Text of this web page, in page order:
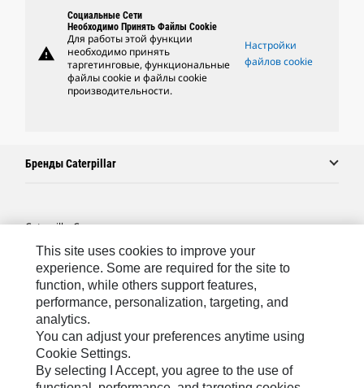
warning
Социальные Сети
Необходимо Принять Файлы Cookie
Для работы этой функции
необходимо принять
таргетинговые, функциональные
файлы cookie и файлы cookie
производительности.
Настройки
файлов cookie
Бренды Caterpillar
Caterpillar.com
Связаться С Caterpillar
Карта Сайта
Cookie Settings
Юридическая Информация
Конфиденциальность Личных Данных
This site uses cookies to improve your
experience. Some are required for the site to
function, while others support features,
performance, personalization, targeting, and
analytics.
You can adjust your preferences anytime using
Cookie Settings.
By selecting I Accept, you agree to the use of